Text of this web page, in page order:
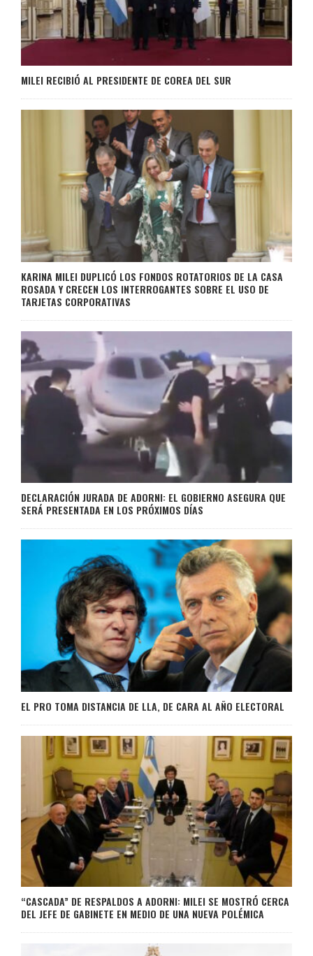
MILEI RECIBIÓ AL PRESIDENTE DE COREA DEL SUR
KARINA MILEI DUPLICÓ LOS FONDOS ROTATORIOS DE LA CASA
ROSADA Y CRECEN LOS INTERROGANTES SOBRE EL USO DE
TARJETAS CORPORATIVAS
DECLARACIÓN JURADA DE ADORNI: EL GOBIERNO ASEGURA QUE
SERÁ PRESENTADA EN LOS PRÓXIMOS DÍAS
EL PRO TOMA DISTANCIA DE LLA, DE CARA AL AÑO ELECTORAL
“CASCADA” DE RESPALDOS A ADORNI: MILEI SE MOSTRÓ CERCA
DEL JEFE DE GABINETE EN MEDIO DE UNA NUEVA POLÉMICA